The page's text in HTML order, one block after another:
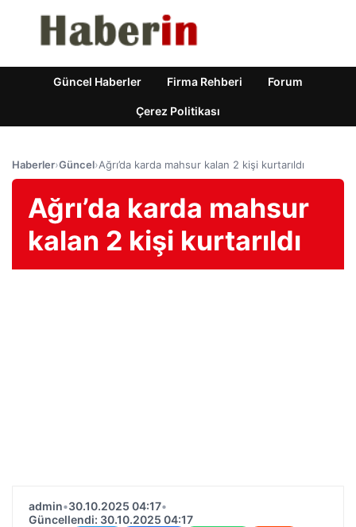
Güncel Haberler Firma Rehberi Forum
Çerez Politikası
Haberler›Güncel›Ağrı’da karda mahsur kalan 2 kişi kurtarıldı
Ağrı’da karda mahsur
kalan 2 kişi kurtarıldı
admin•30.10.2025 04:17•
Güncellendi: 30.10.2025 04:17